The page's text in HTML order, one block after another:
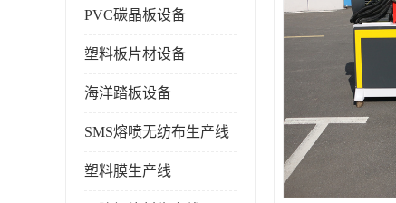
PVC碳晶板设备
塑料板片材设备
海洋踏板设备
SMS熔喷无纺布生产线
塑料膜生产线